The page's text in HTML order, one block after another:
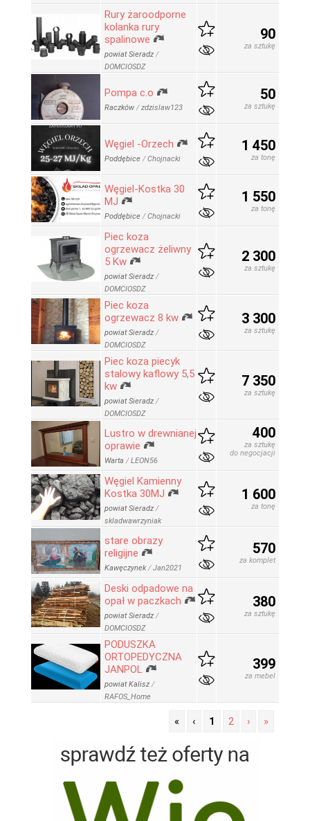
Rury żaroodporne
kolanka rury
spalinowe
powiat Sieradz /
DOMCIOSDZ
90
za sztukę
Pompa c.o
Raczków /zdzislaw123
50
za sztukę
Węgiel -Orzech
Poddębice /Chojnacki
1 450
za tonę
Węgiel-Kostka 30
MJ
Poddębice /Chojnacki
1 550
za tonę
Piec koza
ogrzewacz żeliwny
5 Kw
powiat Sieradz /
DOMCIOSDZ
2 300
za sztukę
Piec koza
ogrzewacz 8 kw
powiat Sieradz /
DOMCIOSDZ
3 300
za sztukę
Piec koza piecyk
stalowy kaflowy 5,5
kw
powiat Sieradz /
DOMCIOSDZ
7 350
za sztukę
Lustro w drewnianej
oprawie
Warta /LEON56
400
za sztukę
do negocjacji
Węgiel Kamienny
Kostka 30MJ
powiat Sieradz /
skladwawrzyniak
1 600
za tonę
stare obrazy
religijne
Kawęczynek/Jan2021
570
za komplet
Deski odpadowe na
opał w paczkach
powiat Sieradz /
DOMCIOSDZ
380
za sztukę
PODUSZKA
ORTOPEDYCZNA
JANPOL
powiat Kalisz /
RAFOS_Home
399
za mebel
« ‹ 1 2 › »